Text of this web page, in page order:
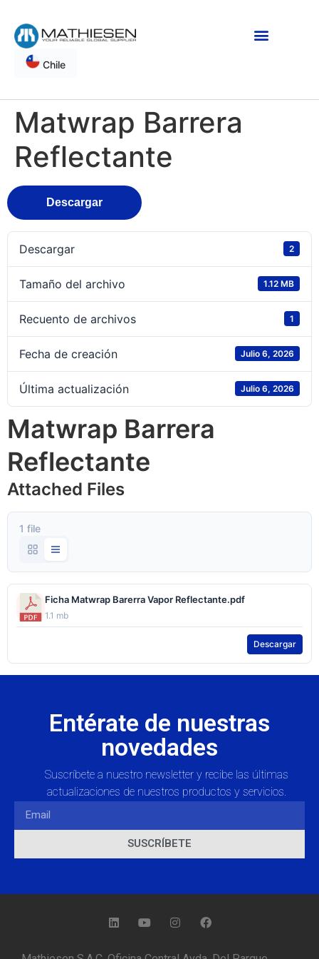
Chile
Matwrap Barrera
Reflectante
Descargar
Descargar 2
Tamaño del archivo 1.12 MB
Recuento de archivos 1
Fecha de creación Julio 6, 2026
Última actualización Julio 6, 2026
Matwrap Barrera
Reflectante
Attached Files
1 file
Ficha Matwrap Barerra Vapor Reflectante.pdf
1.1 mb
Descargar
Entérate de nuestras
novedades
Suscríbete a nuestro newsletter y recibe las últimas
actualizaciones de nuestros productos y servicios.
SUSCRÍBETE